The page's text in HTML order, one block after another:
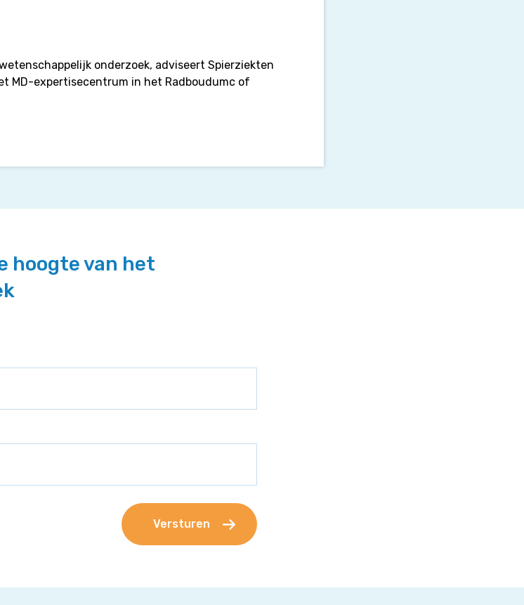
onderzoek, adviseert Spierziekten
MD-expertisecentrum in het Radboudumc of
hoogte van het